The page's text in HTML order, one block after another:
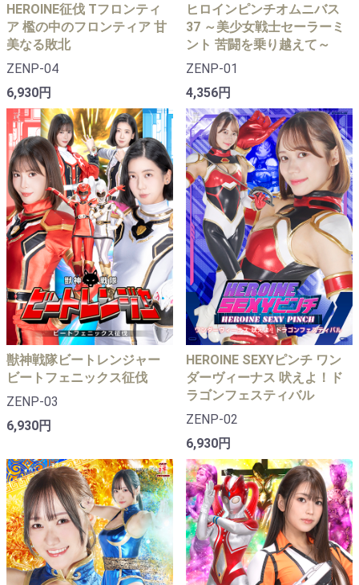
HEROINE征伐 Tフロンティ
ア 檻の中のフロンティア 甘
美なる敗北
ZENP-04
6,930円
ヒロインピンチオムニバス
37 ～美少女戦士セーラーミ
ント 苦闘を乗り越えて～
ZENP-01
4,356円
獣神戦隊ビートレンジャー
ビートフェニックス征伐
ZENP-03
6,930円
HEROINE SEXYピンチ ワン
ダーヴィーナス 吠えよ！ド
ラゴンフェスティバル
ZENP-02
6,930円